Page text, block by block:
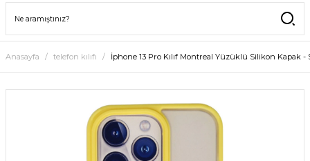
Anasayfa telefon kılıfı İphone 13 Pro Kılıf Montreal Yüzüklü Silikon Kapak -